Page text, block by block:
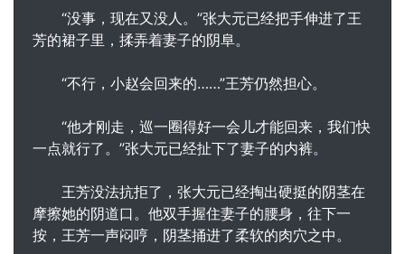
“没事，现在又没人。”张大元已经把手伸进了王
芳的裙子里，揉弄着妻子的阴阜。
“不行，小赵会回来的……”王芳仍然担心。
“他才刚走，巡一圈得好一会儿才能回来，我们快
一点就行了。”张大元已经扯下了妻子的内裤。
王芳没法抗拒了，张大元已经掏出硬挺的阴茎在
摩擦她的阴道口。他双手握住妻子的腰身，往下一
按，王芳一声闷哼，阴茎捅进了柔软的肉穴之中。